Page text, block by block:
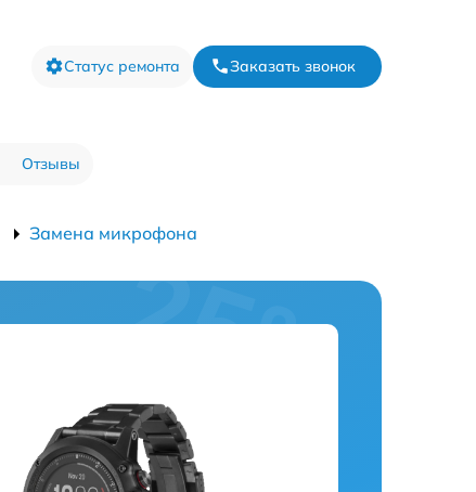
Статус ремонта Заказать звонок
Отзывы
Замена микрофона